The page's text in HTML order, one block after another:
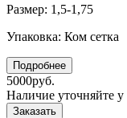
Размер: 1,5-1,75
Упаковка: Ком сетка
Подробнее
5000руб.
Наличие уточняйте
Заказать